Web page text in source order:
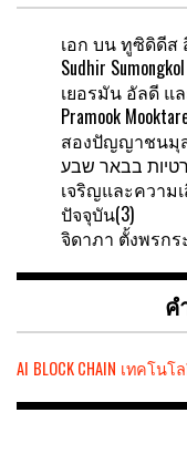
เอก บนทูซิดิดีส
Sudhir Sumongkol
เยอรมัน อัลดี แ
Pramook
สองปัญญาชนมุ
เจริญและความ
ปัจจุบัน(3)
จิดาภา ตั้งพรกร
ค
AI BLOCK CHAIN เทคโนโ